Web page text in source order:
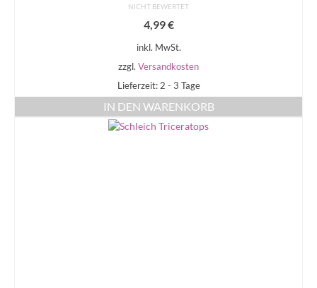
NICHT BEWERTET
4,99€
inkl. MwSt.
zzgl. Versandkosten
Lieferzeit: 2 - 3 Tage
IN DEN WARENKORB